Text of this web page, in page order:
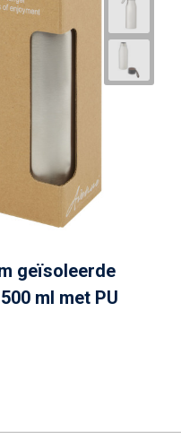
geïsoleerde
ml met PU